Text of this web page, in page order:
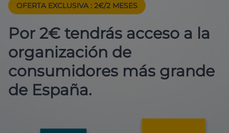
OFERTA EXCLUSIVA : 2€/2 MESES
Por 2€ tendrás acceso a la
organización de
consumidores más grande
de España.